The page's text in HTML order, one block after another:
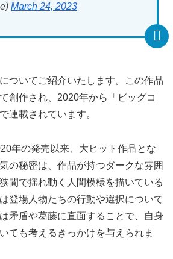
March 24, 2023
ついてご紹介いたします。この作品
創作され、2020年から「ビッグコ
連載されています。
年の発売以来、大ヒット作品とな
の秘密は、作品が持つダークな雰囲
間で揺れ動く人間模様を描いている
登場人物たちの行動や選択について
矛盾や葛藤に直面することで、自身
ても考えるきっかけを与えられま